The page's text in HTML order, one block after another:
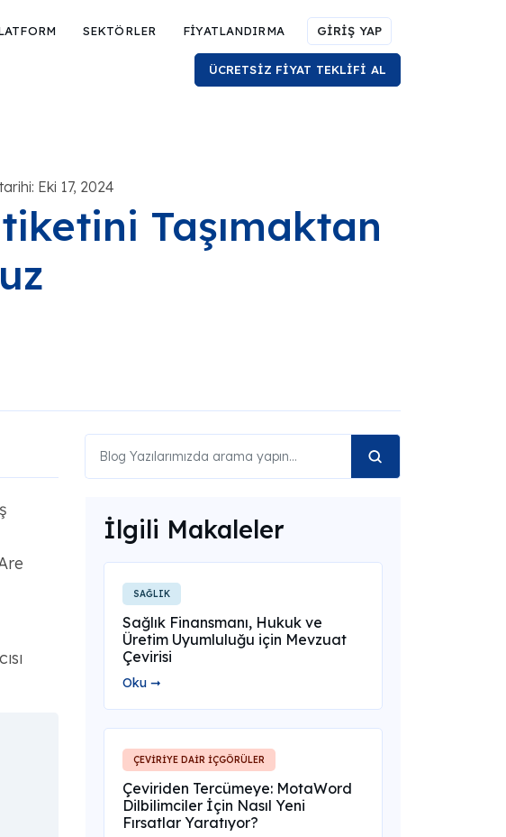
SEKTÖRLER FİYATLANDIRMA GİRİŞ YAP
ÜCRETSİZ FİYAT TEKLİFİ AL
Eki 17, 2024
Taşımaktan
İlgili Makaleler
SAĞLIK
Sağlık Finansmanı, Hukuk ve
Üretim Uyumluluğu için Mevzuat
Çevirisi
Oku ➞
ÇEVİRİYE DAİR İÇGÖRÜLER
Çeviriden Tercümeye: MotaWord
Dilbilimciler İçin Nasıl Yeni
Fırsatlar Yaratıyor?